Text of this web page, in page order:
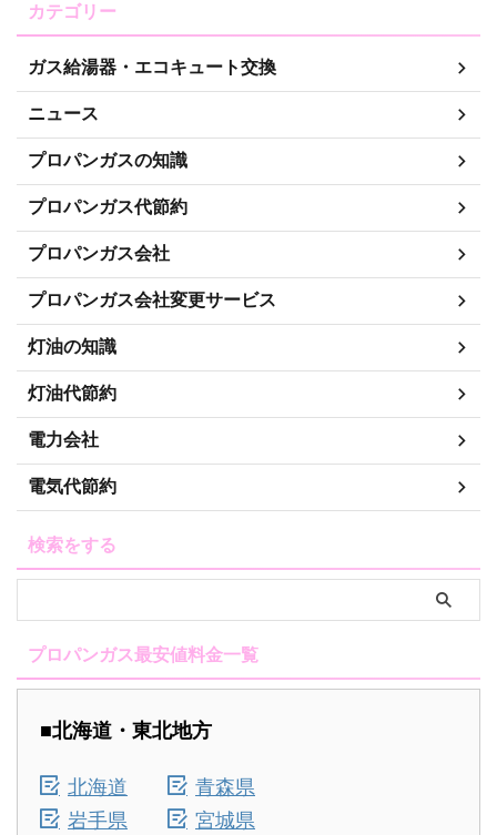
カテゴリー
ガス給湯器・エコキュート交換
ニュース
プロパンガスの知識
プロパンガス代節約
プロパンガス会社
プロパンガス会社変更サービス
灯油の知識
灯油代節約
電力会社
電気代節約
検索をする
プロパンガス最安値料金一覧
■北海道・東北地方
北海道
青森県
岩手県
宮城県